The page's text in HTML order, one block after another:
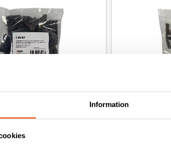
Information
nötlever ca 500 g